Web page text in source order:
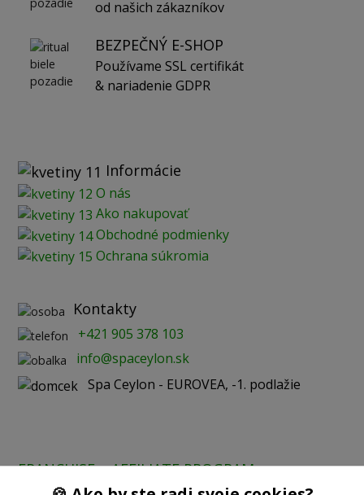
od našich zákazníkov
BEZPEČNÝ E-SHOP
Používame SSL certifikát
& nariadenie GDPR
Informácie
O nás
Ako nakupovať
Obchodné podmienky
Ochrana súkromia
Kontakty
+421 905 378 103
info@spaceylon.sk
Spa Ceylon - EUROVEA, -1. podlažie
FRANCHISE AFFILIATE PROGRAM